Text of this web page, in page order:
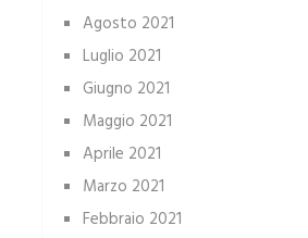
Agosto 2021
Luglio 2021
Giugno 2021
Maggio 2021
Aprile 2021
Marzo 2021
Febbraio 2021